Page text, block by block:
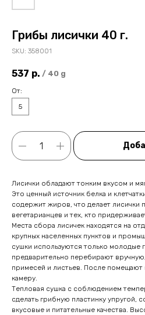
Грибы лисички 40 г.
SKU: 358001
537 р. / 40 g
От:
5
Лисички обладают тонким вкусом и
Это ценный источник белка и
содержит жиров, что делает лисички
вегетарианцев и тех, кто
Места сбора лисичек находятся на
крупных населенных пунктов и
сушки используются только молодые
предварительно перебирают
примесей и листьев. После
камеру.
Тепловая сушка с соблюдением
сделать грибную пластинку упругой,
вкусовые и питательные качества.